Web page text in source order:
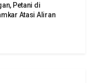
Petani di
Atasi Aliran